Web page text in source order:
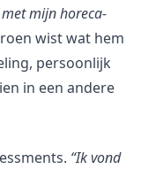
mijn horeca-
wist wat hem
persoonlijk
in een andere
“Ik vond